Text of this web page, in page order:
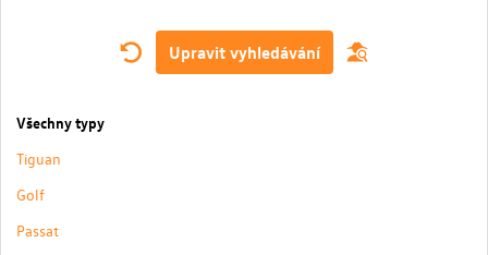
Upravit vyhledávání
Všechny typy
Tiguan
Golf
Passat